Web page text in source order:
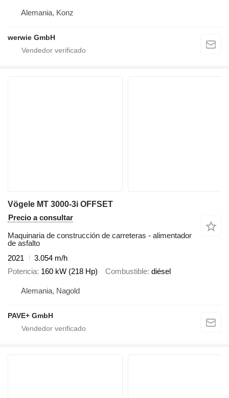
Alemania, Konz
werwie GmbH
Vögele MT 3000-3i OFFSET
Precio a consultar
Maquinaria de construcción de carreteras - alimentador
de asfalto
2021
3.054 m/h
Potencia 160 kW (218 Hp) Combustible diésel
Alemania, Nagold
PAVE+ GmbH